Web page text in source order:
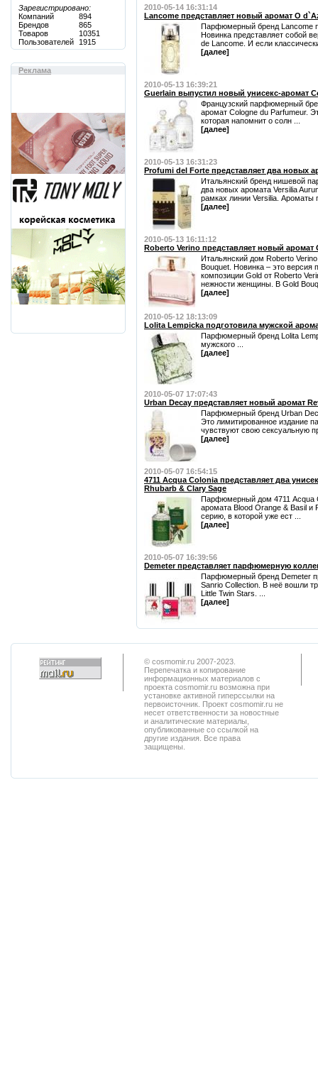
Зарегистрировано:
Компаний
894
Брендов
865
Товаров
10351
Пользователей
1915
Реклама
2010-05-14 16:31:14
Lancome представляет новый аромат O
Парфюмерный бренд Lancome
Новинка представляет собой
de Lancome. И если
[далее]
2010-05-13 16:39:21
Guerlain выпустил новый унисекс-aромат
Французский парфюмерный
aромат Cologne du Parfumeur.
которая напомнит о солн ...
[далее]
2010-05-13 16:31:23
Profumi del Forte представляет два новых
Итальянский бренд нишевой
два новых аромата Versilia
рамках линии Versilia. Ароматы
[далее]
2010-05-13 16:11:12
Roberto Verino представляет новый аромат
Итальянский дом Roberto
Bouquet. Новинка – это
композиции Gold от Roberto
нежности женщины. В Gold
[далее]
2010-05-12 18:13:09
Lolita Lempicka подготовила мужской
Парфюмерный бренд Lolita
мужского ...
[далее]
2010-05-07 17:07:43
Urban Decay представляет новый аромат
Парфюмерный бренд Urban
Это лимитированное издание
чувствуют свою сексуальную
[далее]
2010-05-07 16:54:15
4711 Acqua Colonia представляет два
Rhubarb & Clary Sage
Парфюмерный дом 4711 Acqua
аромата Blood Orange & Basil и
серию, в которой уже ест ...
[далее]
2010-05-07 16:39:56
Demeter представляет парфюмерную
Парфюмерный бренд Demeter
Sanrio Collection. В неё вошли
Little Twin Stars. ...
[далее]
© cosmomir.ru 2007-2023.
Перепечатка и копирование
информационных материалов с
проекта cosmomir.ru возможна при
установке активной гиперссылки на
первоисточник. Проект cosmomir.ru не
несет ответственности за новостные
и аналитические материалы,
опубликованные со ссылкой на
другие издания. Все права
защищены.